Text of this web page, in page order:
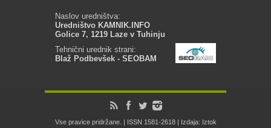
Naslov uredništva:
Uredništvo KAMNIK.INFO
Golice 7, 1219 Laze v Tuhinju
Tehnični urednik strani:
Blaž Podbevšek - SEOBAM
Vse pravice pridržane. | ISSN 1581-2618 | Izdaja: Iztok